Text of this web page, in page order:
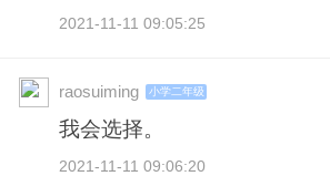
2021-11-11 09:05:25
raosuiming 小学二年级
我会选择。
2021-11-11 09:06:20